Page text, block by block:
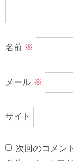
名前 ※
メール ※
サイト
次回のコメン